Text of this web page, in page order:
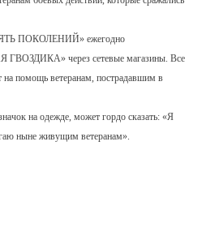
ПОКОЛЕНИЙ» ежегодно
ГВОЗДИКА» через сетевые магазины. Все
на помощь ветеранам, пострадавшим в
на одежде, может гордо сказать: «Я
ныне живущим ветеранам».